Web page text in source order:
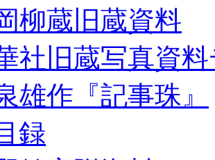
柳蔵旧蔵資料
社旧蔵写真資
雄作『記事珠』
録